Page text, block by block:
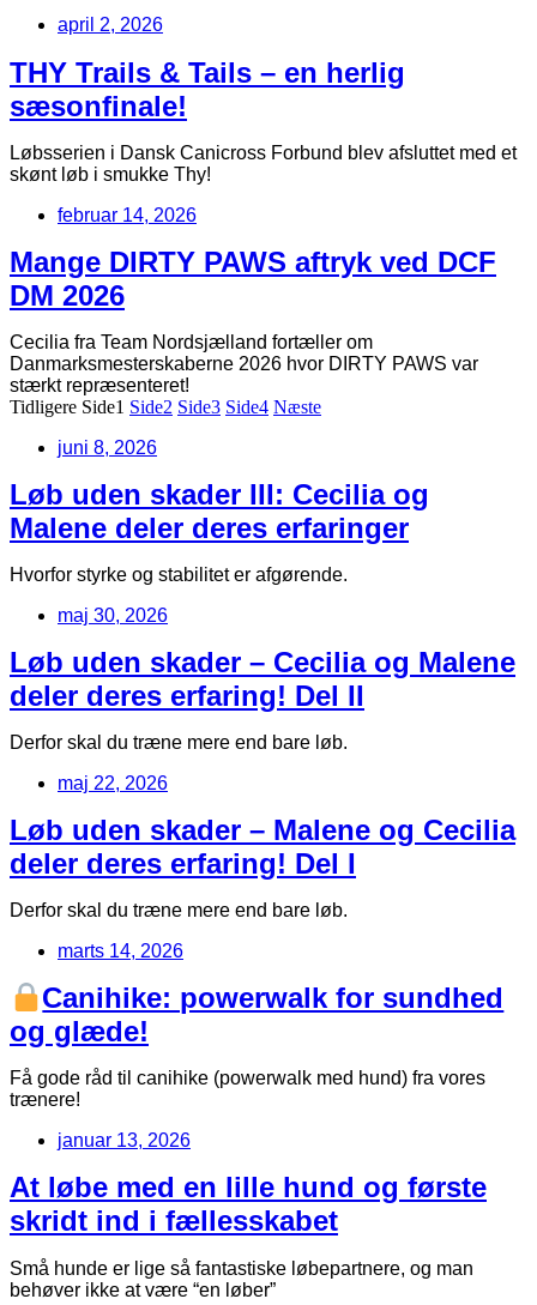
april 2, 2026
THY Trails & Tails – en herlig
sæsonfinale!
Løbsserien i Dansk Canicross Forbund blev afsluttet med et
skønt løb i smukke Thy!
februar 14, 2026
Mange DIRTY PAWS aftryk ved DCF
DM 2026
Cecilia fra Team Nordsjælland fortæller om
Danmarksmesterskaberne 2026 hvor DIRTY PAWS var
stærkt repræsenteret!
Tidligere Side1 Side2 Side3 Side4 Næste
juni 8, 2026
Løb uden skader III: Cecilia og
Malene deler deres erfaringer
Hvorfor styrke og stabilitet er afgørende.
maj 30, 2026
Løb uden skader – Cecilia og Malene
deler deres erfaring! Del II
Derfor skal du træne mere end bare løb.
maj 22, 2026
Løb uden skader – Malene og Cecilia
deler deres erfaring! Del I
Derfor skal du træne mere end bare løb.
marts 14, 2026
Canihike: powerwalk for sundhed
og glæde!
Få gode råd til canihike (powerwalk med hund) fra vores
trænere!
januar 13, 2026
At løbe med en lille hund og første
skridt ind i fællesskabet
Små hunde er lige så fantastiske løbepartnere, og man
behøver ikke at være “en løber”